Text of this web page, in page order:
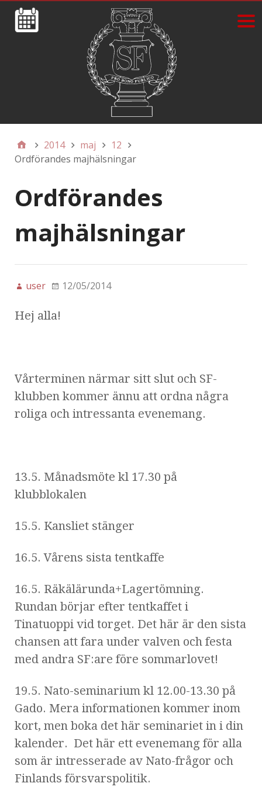
2014 maj
12
Ordförandes majhälsningar
Ordförandes
majhälsningar
user 12/05/2014
Hej alla!
Vårterminen närmar sitt slut och SF-
klubben kommer ännu att ordna några
roliga och intressanta evenemang.
13.5. Månadsmöte kl 17.30 på
klubblokalen
15.5. Kansliet stänger
16.5. Vårens sista tentkaffe
16.5. Räkälärunda+Lagertömning.
Rundan börjar efter tentkaffet i
Tinatuoppi vid torget. Det här är den sista
chansen att fara under valven och festa
med andra SF:are före sommarlovet!
19.5. Nato-seminarium kl 12.00-13.30 på
Gado. Mera informationen kommer inom
kort, men boka det här seminariet in i din
kalender. Det här ett evenemang för alla
som är intresserade av Nato-frågor och
Finlands försvarspolitik.